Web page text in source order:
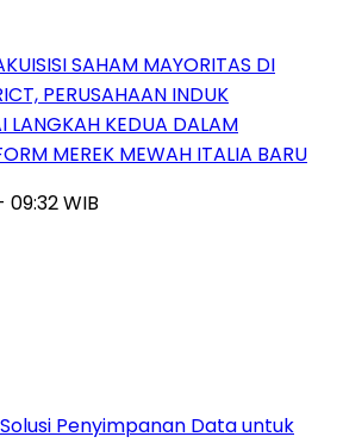
SAHAM MAYORITAS DI
PERUSAHAAN INDUK
LANGKAH KEDUA DALAM
MEREK MEWAH ITALIA BARU
WIB
Penyimpanan Data untuk